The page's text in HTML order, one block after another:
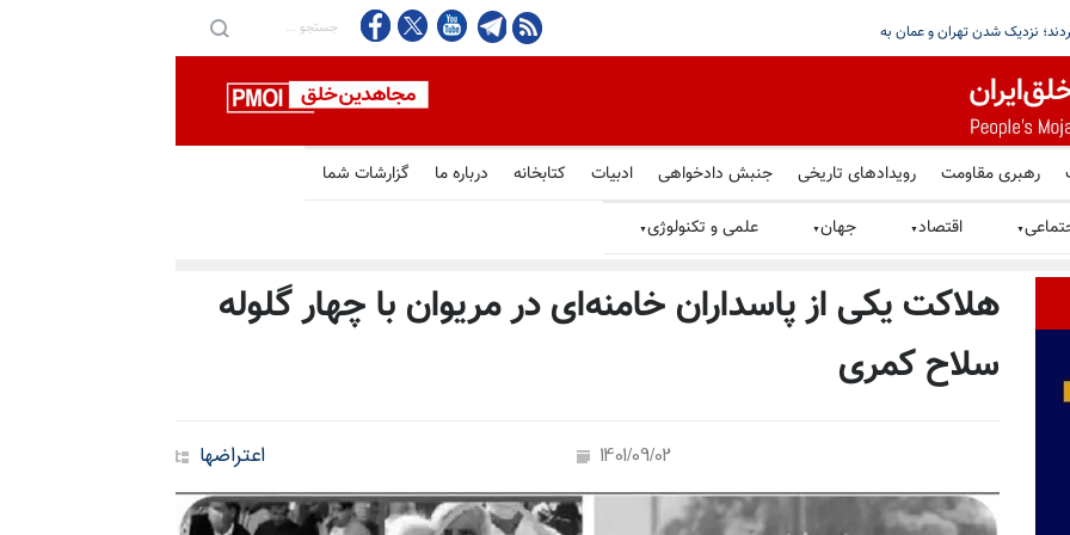
رهبری مقاومت رویدادهای تاریخی جنبش دادخواهی ادبیات کتابخانه درباره ما گزارشات شما
▼ اقتصاد▼ جهان▼ علمی و تکنولوژی▼
هلاکت یکی از پاسداران خامنه‌ای در مریوان با چهار گلوله
سلاح کمری
اعتراضها 1401/09/02